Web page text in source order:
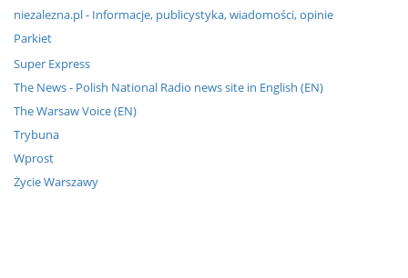
niezalezna.pl - Informacje, publicystyka, wiadomości, opinie
Parkiet
Super Express
The News - Polish National Radio news site in English (EN)
The Warsaw Voice (EN)
Trybuna
Wprost
Życie Warszawy